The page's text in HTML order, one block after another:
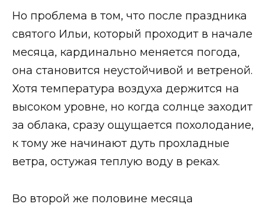
Но проблема в том, что после праздника
святого Ильи, который проходит в начале
месяца, кардинально меняется погода,
она становится неустойчивой и ветреной.
Хотя температура воздуха держится на
высоком уровне, но когда солнце заходит
за облака, сразу ощущается похолодание,
к тому же начинают дуть прохладные
ветра, остужая теплую воду в реках.
Во второй же половине месяца